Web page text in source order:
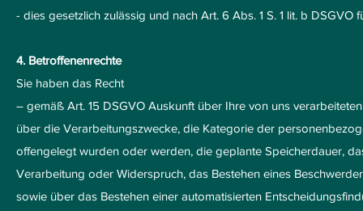
- dies gesetzlich zulässig und nach Art. 6 Abs. 1 S. 1 lit. b
4. Betroffenenrechte
Sie haben das Recht
– gemäß Art. 15 DSGVO Auskunft über Ihre von uns
über die Verarbeitungszwecke, die Kategorie der
offengelegt wurden oder werden, die geplante Speicherdauer,
Verarbeitung oder Widerspruch, das Bestehen eines
sowie über das Bestehen einer automatisierten